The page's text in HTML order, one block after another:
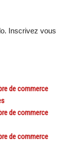
Inscrivez vous
de commerce
de commerce
de commerce